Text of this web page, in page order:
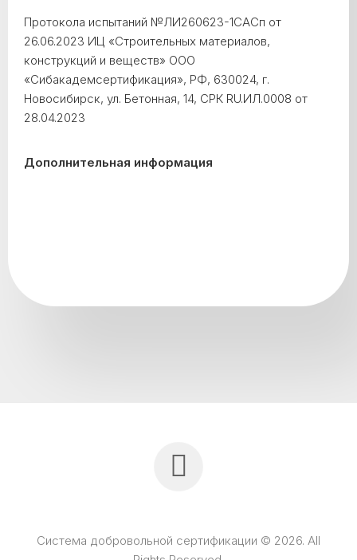
Протокола испытаний №ЛИ260623-1САСп от
26.06.2023 ИЦ «Строительных материалов,
конструкций и веществ» ООО
«Сибакадемсертификация», РФ, 630024, г.
Новосибирск, ул. Бетонная, 14, СРК RU.ИЛ.0008 от
28.04.2023
Дополнительная информация
Система добровольной сертификации © 2026. All